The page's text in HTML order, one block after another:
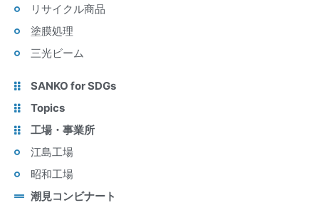
リサイクル商品
塗膜処理
三光ビーム
SANKO for SDGs
Topics
工場・事業所
江島工場
昭和工場
潮見コンビナート